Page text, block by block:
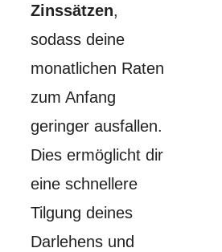
Zinssätzen,
sodass deine
monatlichen Raten
zum Anfang
geringer ausfallen.
Dies ermöglicht dir
eine schnellere
Tilgung deines
Darlehens und